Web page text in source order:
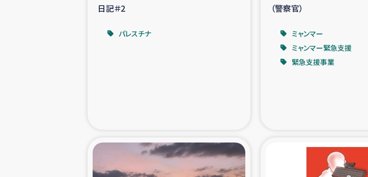
タイ国境ミャンマー移民子ども支援
海外ルーツの市民との共生
石巻市街地在宅被災者支援
日記＃2
パレスチナ
（警察官）
ミャンマー
ミャンマー緊急支援
緊急支援事業